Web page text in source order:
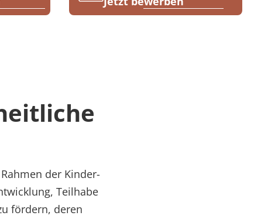
der Kinder-
Teilhabe
fördern, deren